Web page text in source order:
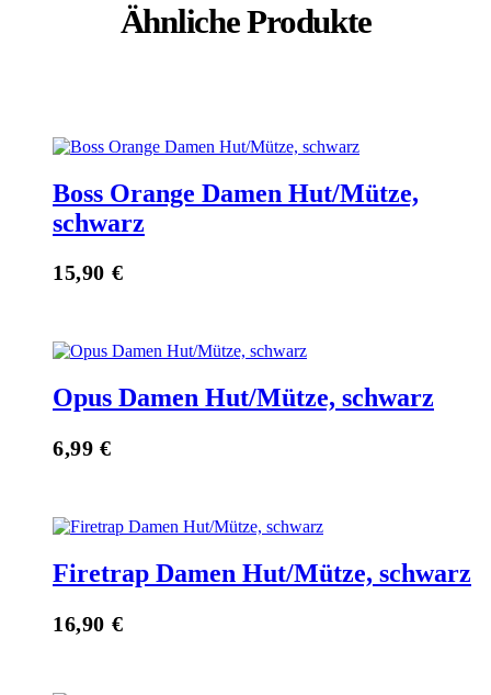
Ähnliche Produkte
Boss Orange Damen Hut/Mütze,
schwarz
15,90 €
Opus Damen Hut/Mütze, schwarz
6,99 €
Firetrap Damen Hut/Mütze, schwarz
16,90 €